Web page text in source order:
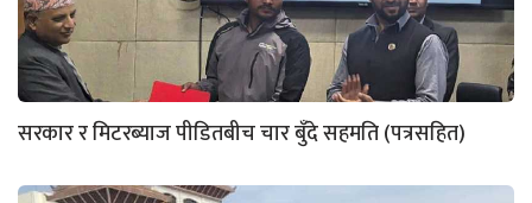
सरकार र मिटरब्याज पीडितबीच चार बुँदे सहमति (पत्रसहित)